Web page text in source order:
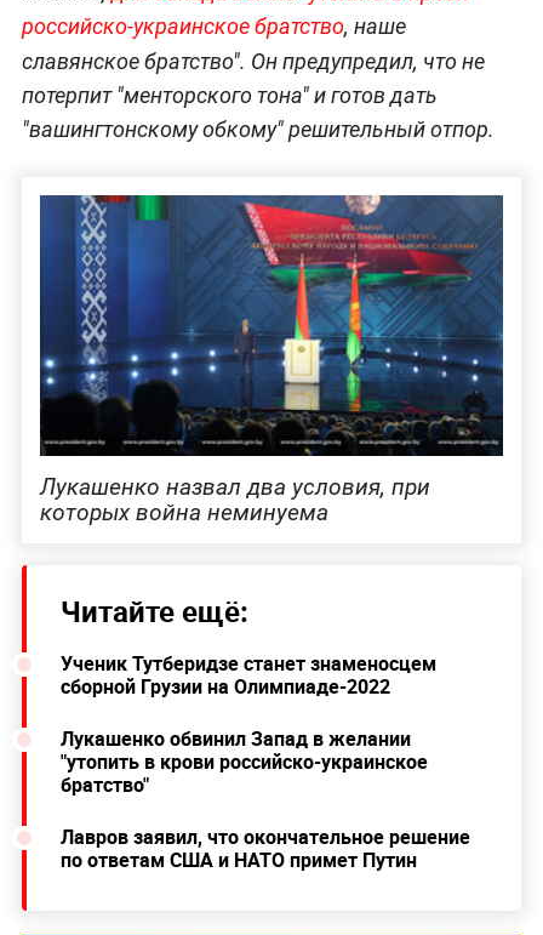
российско-украинское братство, наше
славянское братство". Он предупредил, что не
потерпит "менторского тона" и готов дать
"вашингтонскому обкому" решительный отпор.
Лукашенко назвал два условия, при
которых война неминуема
Читайте ещё:
Ученик Тутберидзе станет знаменосцем
сборной Грузии на Олимпиаде-2022
Лукашенко обвинил Запад в желании
"утопить в крови российско-украинское
братство"
Лавров заявил, что окончательное решение
по ответам США и НАТО примет Путин